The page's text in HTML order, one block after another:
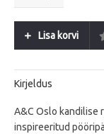
quantity
Lisa korvi
Kirjeldus
A&C Oslo kandilise
inspireeritud